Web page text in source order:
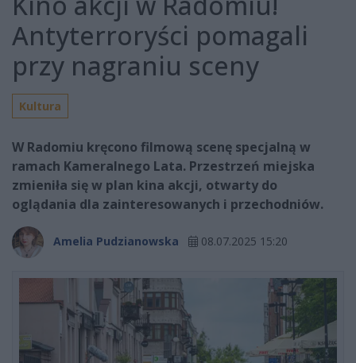
Antyterroryści pomagali
przy nagraniu sceny
Kultura
W Radomiu kręcono filmową scenę specjalną w
ramach Kameralnego Lata. Przestrzeń miejska
zmieniła się w plan kina akcji, otwarty do
oglądania dla zainteresowanych i przechodniów.
Amelia Pudzianowska 08.07.2025 15:20